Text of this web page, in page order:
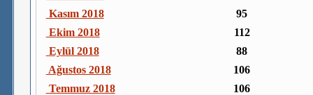
Kasım 2018
95
Ekim 2018
112
Eylül 2018
88
Ağustos 2018
106
Temmuz 2018
106